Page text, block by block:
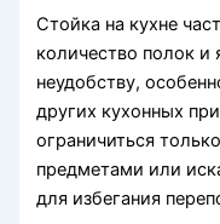
Стойка на кухне
количество полок и
неудобству,
других кухонных
ограничиться
предметами или
для избегания